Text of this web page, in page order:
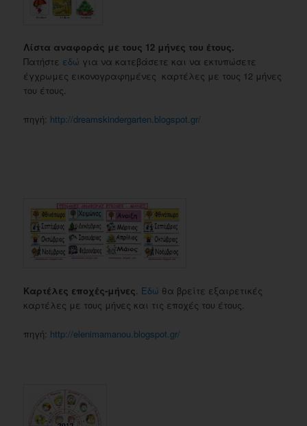
Λίστα αναφοράς με τους 12 μήνες του έτους.
Πατήστε εδώ για να κατεβάσετε και να εκτυπώσετε
έγχρωμες εικονογραφημένες καρτέλες με τους 12 μήνες
του έτους.
πηγή: http://dreamskindergarten.blogspot.gr/
Καρτέλες εποχές-μήνες Εδώ θα βρείτε εξαιρετικές
καρτέλες με τους μήνες και τις εποχές του έτους.
πηγή: http://elenimamanou.blogspot.gr/